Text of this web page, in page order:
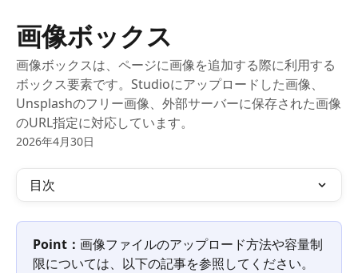
画像ボックス
画像ボックスは、ページに画像を追加する際に利用する
ボックス要素です。Studioにアップロードした画像、
Unsplashのフリー画像、外部サーバーに保存された画像
のURL指定に対応しています。
2026年4月30日
目次
Point： 画像ファイルのアップロード方法や容量制
限については、以下の記事を参照してください。